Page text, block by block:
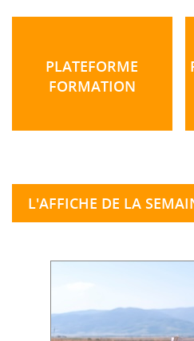
PLATEFORME
FORMATION
L'AFFICHE DE LA